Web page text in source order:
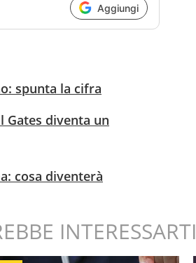
Aggiungi
spunta la cifra
Gates diventa un
cosa diventerà
INTERESSARTI